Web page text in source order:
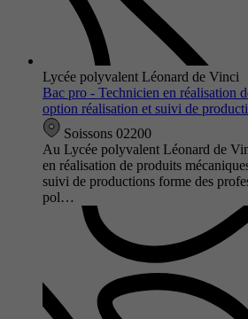
Lycée polyvalent Léonard de Vinci
Bac pro - Technicien en réalisation
option réalisation et suivi de
Soissons 02200
Au Lycée polyvalent Léonard de
en réalisation de produits
suivi de productions forme des
pol…